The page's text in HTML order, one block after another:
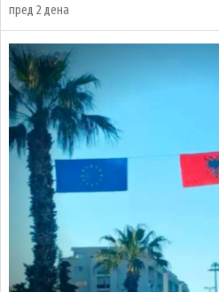
пред 2 дена